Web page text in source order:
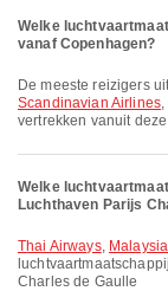
Welke
vanaf Copenhagen?
De meeste reizigers
Scandinavian Airlines,
vertrekken vanuit
Welke
Luchthaven Parijs
Thai Airways,
Charles de Gaulle